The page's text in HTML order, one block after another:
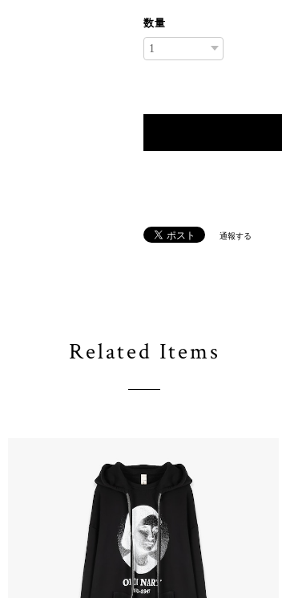
数量
通報する
Related Items